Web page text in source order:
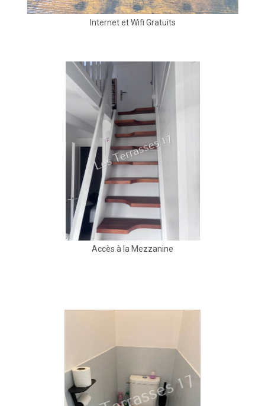
Internet et Wifi Gratuits
Accès à la Mezzanine